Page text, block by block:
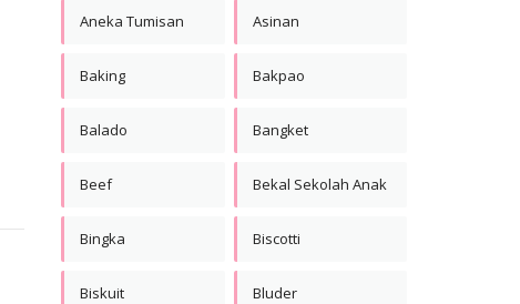
Aneka Tumisan Asinan
Baking Bakpao
Balado Bangket
Beef Bekal Sekolah Anak
Bingka Biscotti
Biskuit Bluder